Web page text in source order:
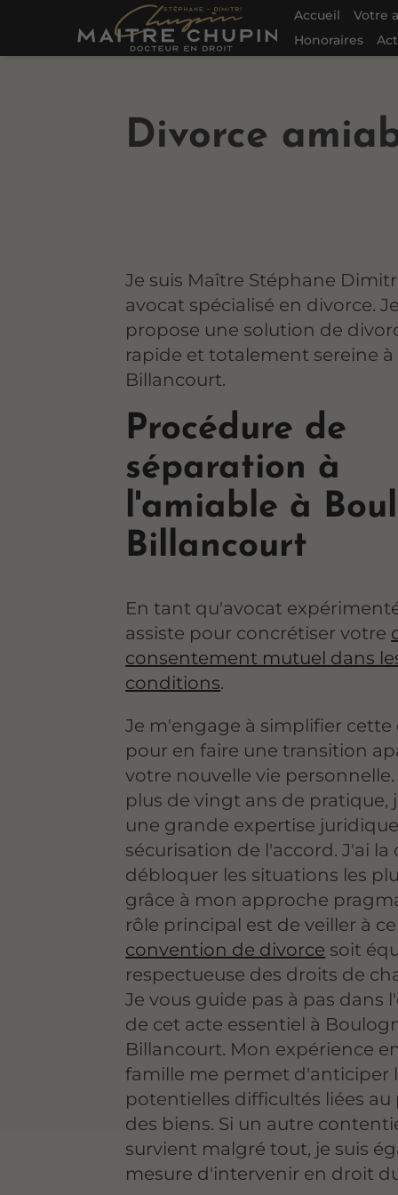
Accueil Votre
Honoraires
Divorce
Je suis Maître Stéphane
avocat spécialisé en divorce.
propose une solution de
rapide et totalement sereine
Billancourt.
Procédure de
séparation à
l'amiable à
Billancourt
En tant qu'avocat
assiste pour concrétiser votre
consentement mutuel dans
conditions.
Je m'engage à simplifier cette
pour en faire une transition
votre nouvelle vie
plus de vingt ans de pratique,
une grande expertise
sécurisation de l'accord. J'ai la
débloquer les situations les
grâce à mon approche
rôle principal est de veiller à
convention de divorce soit
respectueuse des droits de
Je vous guide pas à pas dans
de cet acte essentiel à
Billancourt. Mon expérience
famille me permet d'anticiper
potentielles difficultés liées au
des biens. Si un autre
survient malgré tout, je suis
mesure d'intervenir en droit